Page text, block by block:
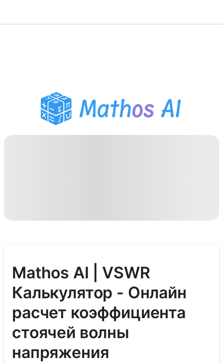
Помощник по домашним
заданиям PDF
Инструменты для
Mathos AI | VSWR
Калькулятор - Онлайн
расчет коэффициента
стоячей волны
напряжения